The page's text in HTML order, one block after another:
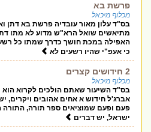
פרשת בא
מכלוף מיכאל
בס"ד עלון מאור עובדיה פרשת בא דתן
מתיאשים שואל הרא"ש מדוע לא מתו
האפילה במכת חושך כדרך שמתו כל
כי אעפ"י שהיו רשעים לא
2 חידושים קצרים
מכלוף מיכאל
בס"ד השיעור שאתם הולכים לקרוא הוא
אברג'ל חידוש א אחים אהובים
פעם ופעם שמוציאים ספר תורה,
ישראל, יש דברים